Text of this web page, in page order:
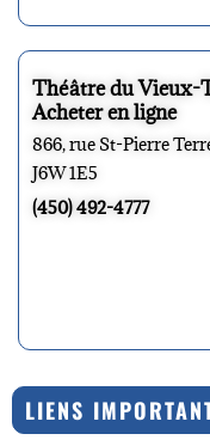
Théâtre du Vieux-
Acheter en ligne
866, rue St-Pierre
J6W 1E5
(450) 492-4777
LIENS